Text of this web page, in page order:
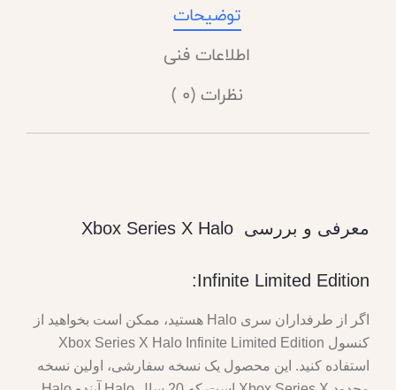
توضیحات
اطلاعات فنی
نظرات (0 )
معرفی و بررسی Xbox Series X Halo
Infinite Limited Edition:
اگر از طرفداران سری Halo هستید، ممکن است بخواهید از
کنسول Xbox Series X Halo Infinite Limited Edition
استفاده کنید. این محصول یک نسخه سفارشی، اولین نسخه